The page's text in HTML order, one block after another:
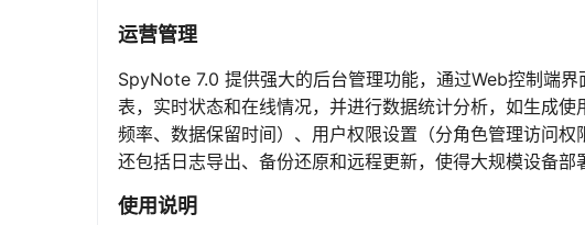
运营管理
SpyNote 7.0 提供强大的后台管理功能，通过Web控制端
表，实时状态和在线情况，并进行数据统计分析，如生成
频率、数据保留时间）、用户权限设置（分角色管理访问
还包括日志导出、备份还原和远程更新，使得大规模设备部
使用说明